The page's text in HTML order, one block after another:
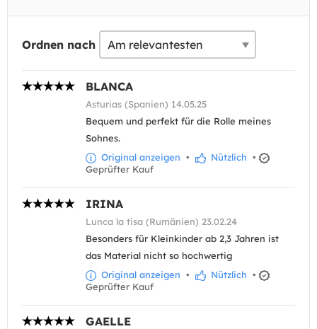
Ordnen nach
BLANCA
Asturias (Spanien) 14.05.25
Bequem und perfekt für die Rolle meines
Sohnes.
Original anzeigen • Nützlich •
Geprüfter Kauf
IRINA
Lunca la tisa (Rumänien) 23.02.24
Besonders für Kleinkinder ab 2,3 Jahren ist
das Material nicht so hochwertig
Original anzeigen • Nützlich •
Geprüfter Kauf
GAELLE